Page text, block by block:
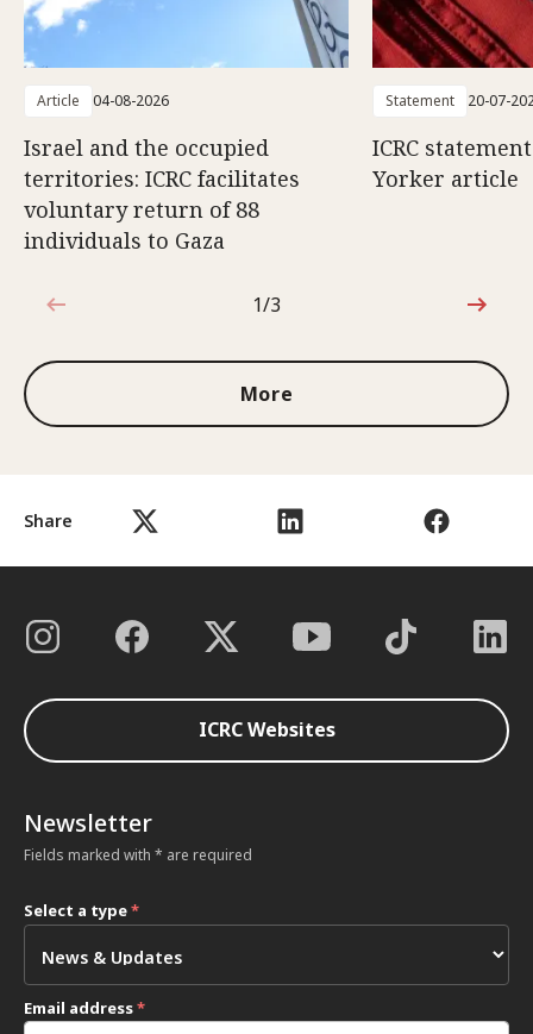
Share
Article 04-08-2026
Israel and the occupied
territories: ICRC facilitates
voluntary return of 88
individuals to Gaza
Statement 20-07-
ICRC
Yorker article
1 out of 3
1/3
More
ICRC Websites
Newsletter
Fields marked with * are required
Select a type*
Email address*